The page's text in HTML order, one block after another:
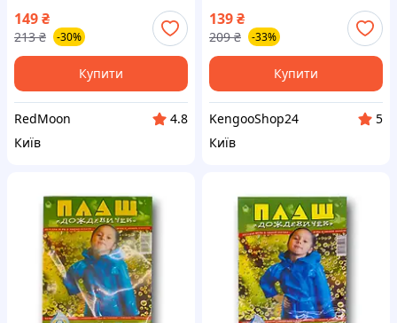
Мікс / Дитячий дощовик /
Плащ від дощу
149₴
213 ₴ -30%
Купити
RedMoon
4.8
Київ
дощу для прогулянок
139₴
209 ₴ -33%
Купити
KengooShop24
5
Київ